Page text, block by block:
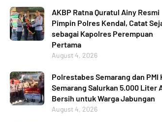
AKBP Ratna Quratul Ainy Resmi
Pimpin Polres Kendal, Catat
sebagai Kapolres Perempuan
Pertama
August 4, 2026
Polrestabes Semarang dan PMI
Semarang Salurkan 5.000 Liter
Bersih untuk Warga Jabungan
August 4, 2026